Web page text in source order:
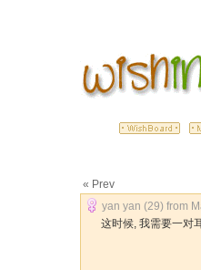
« Prev
yan yan (29) from
这时候, 我需要一对